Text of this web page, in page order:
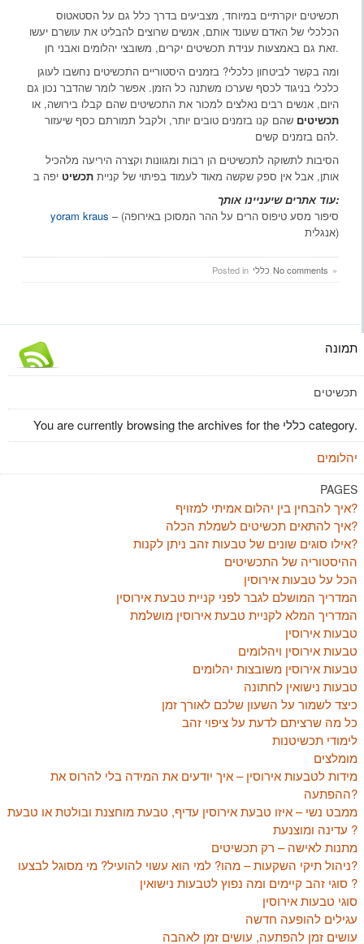
תכשיטים יוקרתיים במיוחד, מצביעים בדרך כלל גם על הסטאטוס
הכלכלי של האדם שעונד אותם, אנשים שרוצים להבליט את עושרם יעשו
זאת גם באמצעות ענידת תכשיטים יקרים, משובצי יהלומים ואבני חן.
ומה בקשר לביטחון כלכלי? בזמנים היסטוריים התכשיטים נחשבו לעוגן
כלכלי בניגוד לכסף שערכו משתנה כל הזמן. אפשר לומר שהדבר נכון גם
היום, אנשים רבים נאלצים למכור את התכשיטים שהם קבלו בירושה, או
תכשיטים שהם קנו בזמנים טובים יותר, ולקבל תמורתם כסף שיעזור
להם בזמנים קשים.
הסיבות לתשוקה לתכשיטים הן רבות ומגוונות וקצרה היריעה מלהכיל
אותן, אבל אין ספק שקשה מאוד לעמוד בפיתוי של קניית תכשיט יפה ב
עוד אתרים שיעניינו אותך:
yoram kraus – (סיפור מסע טיפוס הרים על ההר המסוכן באירופה
(אנגלית
No comments »
Posted in כללי
תמונה
תכשיטים
You are currently browsing the archives for the כללי category.
יהלומים
PAGES
איך להבחין בין יהלום אמיתי למזויף?
איך להתאים תכשיטים לשמלת הכלה?
אילו סוגים שונים של טבעות זהב ניתן לקנות?
ההיסטוריה של התכשיטים
הכל על טבעות אירוסין
המדריך המושלם לגבר לפני קניית טבעת אירוסין
המדריך המלא לקניית טבעת אירוסין מושלמת
טבעות אירוסין
טבעות אירוסין ויהלומים
טבעות אירוסין משובצות יהלומים
טבעות נישואין לחתונה
כיצד לשמור על השעון שלכם לאורך זמן
כל מה שרציתם לדעת על ציפוי זהב
לימודי תכשיטנות
מומלצים
מידות לטבעות אירוסין – איך יודעים את המידה בלי להרוס את
ההפתעה?
ממבט נשי – איזו טבעת אירוסין עדיף, טבעת מוחצנת ובולטת או טבעת
עדינה ומוצנעת ?
מתנות לאישה – רק תכשיטים
ניהול תיקי השקעות – מהו? למי הוא עשוי להועיל? מי מסוגל לבצעו?
סוגי זהב קיימים ומה נפוץ לטבעות נישואין ?
סוגי טבעות אירוסין
עגילים להופעה חדשה
עושים זמן להפתעה, עושים זמן לאהבה